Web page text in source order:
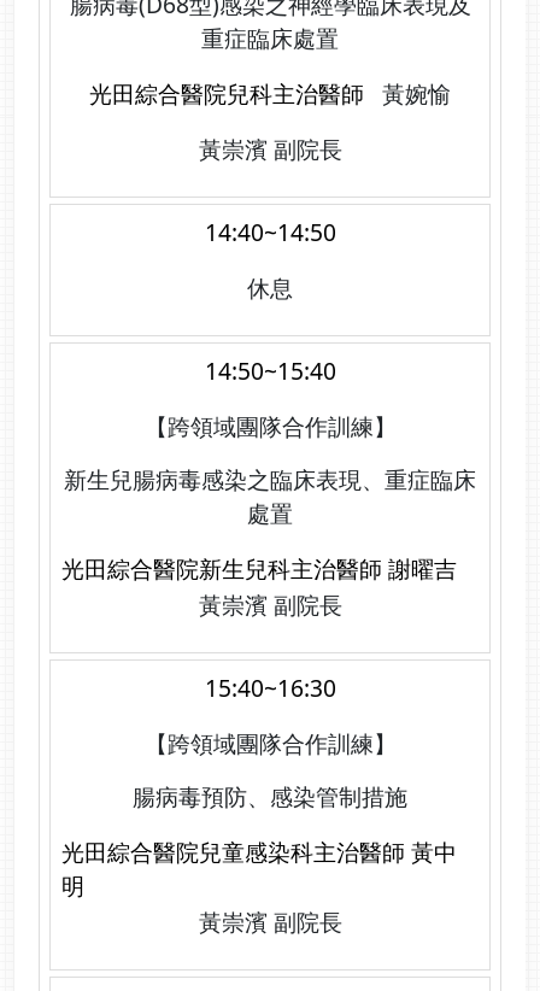
重症臨床處置
光田綜合醫院兒科主治醫師 黃婉愉
黃崇濱 副院長
14:40~14:50
休息
14:50~15:40
【跨領域團隊合作訓練】
新生兒腸病毒感染之臨床表現、重症臨床
處置
光田綜合醫院新生兒科主治醫師 謝曜吉
黃崇濱 副院長
15:40~16:30
【跨領域團隊合作訓練】
腸病毒預防、感染管制措施
光田綜合醫院兒童感染科主治醫師 黃中
明
黃崇濱 副院長